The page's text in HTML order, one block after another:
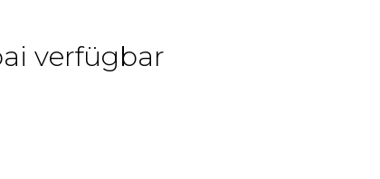
verfügbar